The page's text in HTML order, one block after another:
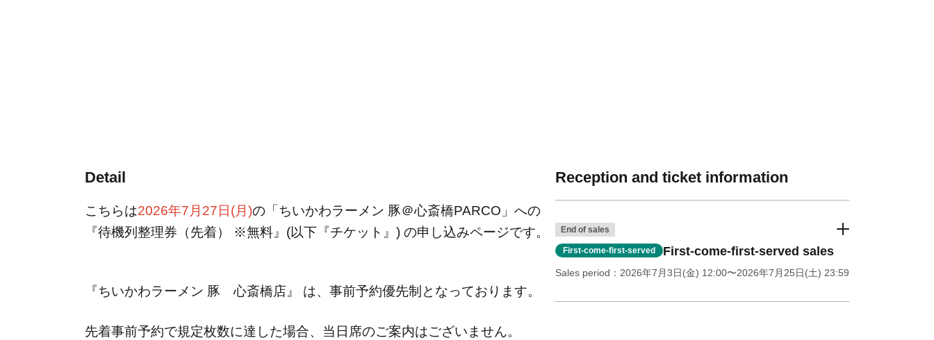
Detail
こちらは2026年7月27日(月)の「ちいかわラーメン 豚＠心斎橋PARCO」への
『待機列整理券（先着） ※無料』(以下『チケット』) の申し込みページです。
『ちいかわラーメン 豚 心斎橋店』 は、事前予約優先制となっております。
先着事前予約で規定枚数に達した場合、当日席のご案内はございません。
Reception and ticket information
End of sales
First-come-first-served First-come-first-served sales
Sales period 2026年7月3日(金) 12:00〜2026年7月25日(土) 23:59